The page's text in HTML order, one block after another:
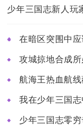
攻城掠地合成
航海王热血航
我在少年三国